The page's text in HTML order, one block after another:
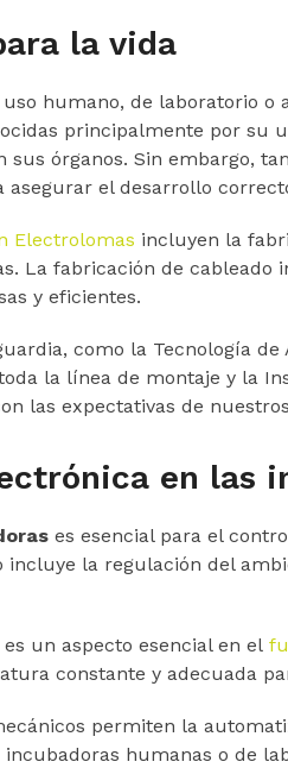
la vida
humano, de laboratorio o
principalmente por su
órganos. Sin embargo,
el desarrollo
Electrolomas incluyen la
La fabricación de
y eficientes.
como la Tecnología
la línea de montaje y la
las expectativas de
en las
es esencial para el
incluye la regulación del
es un aspecto esencial en el
constante y adecuada
permiten la
humanas o de